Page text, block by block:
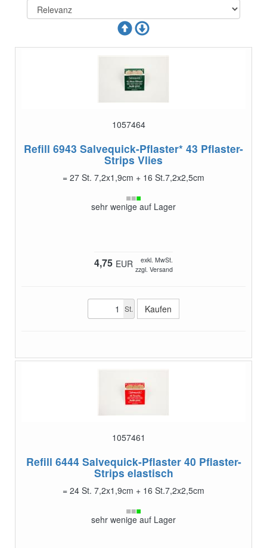
1057464
Refill 6943 Salvequick-Pflaster* 43 Pflaster-
Strips Vlies
= 27 St. 7,2x1,9cm + 16 St.7,2x2,5cm
sehr wenige auf Lager
4,75 EUR
exkl. MwSt.
zzgl. Versand
St.
1057461
Refill 6444 Salvequick-Pflaster 40 Pflaster-
Strips elastisch
= 24 St. 7,2x1,9cm + 16 St.7,2x2,5cm
sehr wenige auf Lager